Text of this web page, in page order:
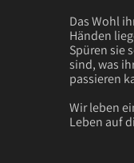
Das Wohl
Händen
Spüren sie
sind, was
passieren
Wir leben
Leben auf